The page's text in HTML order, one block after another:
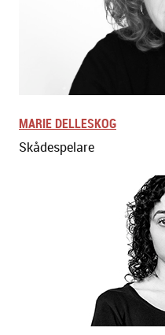
MARIE DELLESKOG
Skådespelare